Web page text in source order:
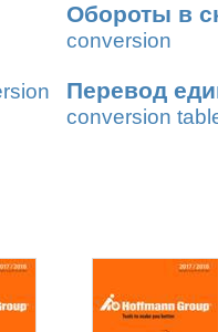
Обороты в
conversion
Перевод
conversion